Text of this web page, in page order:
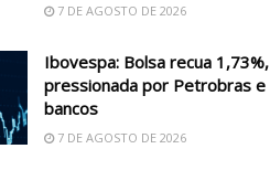
7 DE AGOSTO DE 2026
Ibovespa: Bolsa recua 1,73%,
pressionada por Petrobras e
bancos
7 DE AGOSTO DE 2026